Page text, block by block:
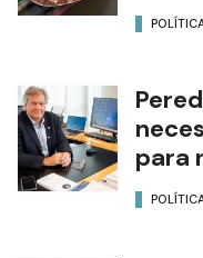
para